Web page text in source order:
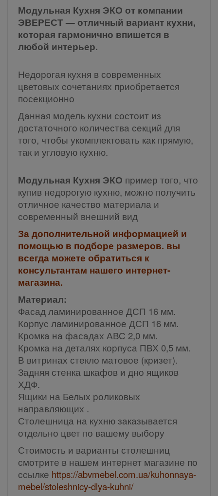
Модульная Кухня ЭКО от компании
ЭВЕРЕСТ — отличный вариант кухни,
которая гармонично впишется в
любой интерьер.
Недорогая кухня в современных
цветовых сочетаниях приобретается
посекционно
Данная модель кухни состоит из
достаточного количества секций для
того, чтобы укомплектовать как прямую,
так и угловую кухню.
Модульная Кухня ЭКО пример того, что
купив недорогую кухню, можно получить
отличное качество материала и
современный внешний вид
За дополнительной информацией и
помощью в подборе размеров. вы
всегда можете обратиться к
консультантам нашего интернет-
магазина.
Материал:
Фасад ламинированное ДСП 16 мм.
Корпус ламинированное ДСП 16 мм.
Кромка на фасадах АВС 2,0 мм.
Кромка на деталях корпуса ПВХ 0,5 мм.
В витринах стекло матовое (кризет).
Задняя стенка шкафов и дно ящиков
ХДФ.
Ящики на Белых роликовых
направляющих .
Столешница на кухню заказывается
отдельно цвет по вашему выбору
Стоимость и варианты столешниц
смотрите в нашем интернет магазине по
ссылке https://abvmebel.com.ua/kuhonnaya-
mebel/stoleshnicy-dlya-kuhni/